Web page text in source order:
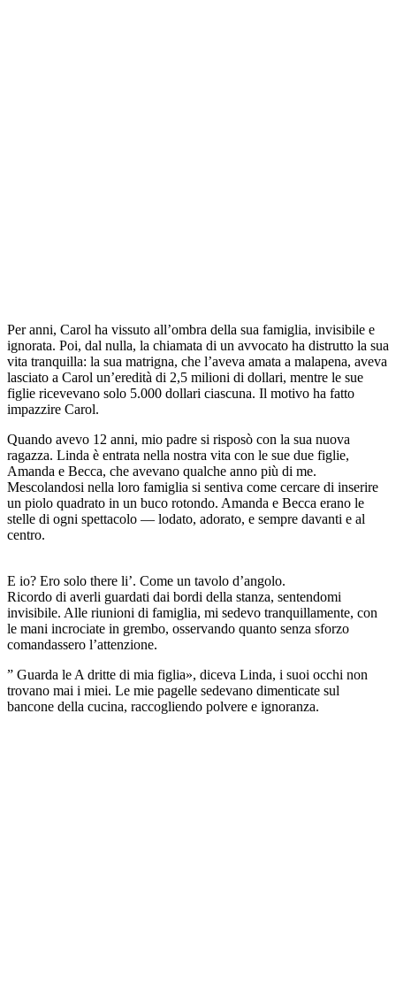
Per anni, Carol ha vissuto all’ombra della sua famiglia, invisibile e
ignorata. Poi, dal nulla, la chiamata di un avvocato ha distrutto la sua
vita tranquilla: la sua matrigna, che l’aveva amata a malapena, aveva
lasciato a Carol un’eredità di 2,5 milioni di dollari, mentre le sue
figlie ricevevano solo 5.000 dollari ciascuna. Il motivo ha fatto
impazzire Carol.
Quando avevo 12 anni, mio padre si risposò con la sua nuova
ragazza. Linda è entrata nella nostra vita con le sue due figlie,
Amanda e Becca, che avevano qualche anno più di me.
Mescolandosi nella loro famiglia si sentiva come cercare di inserire
un piolo quadrato in un buco rotondo. Amanda e Becca erano le
stelle di ogni spettacolo — lodato, adorato, e sempre davanti e al
centro.
E io? Ero solo there li’. Come un tavolo d’angolo.
Ricordo di averli guardati dai bordi della stanza, sentendomi
invisibile. Alle riunioni di famiglia, mi sedevo tranquillamente, con
le mani incrociate in grembo, osservando quanto senza sforzo
comandassero l’attenzione.
” Guarda le A dritte di mia figlia», diceva Linda, i suoi occhi non
trovano mai i miei. Le mie pagelle sedevano dimenticate sul
bancone della cucina, raccogliendo polvere e ignoranza.